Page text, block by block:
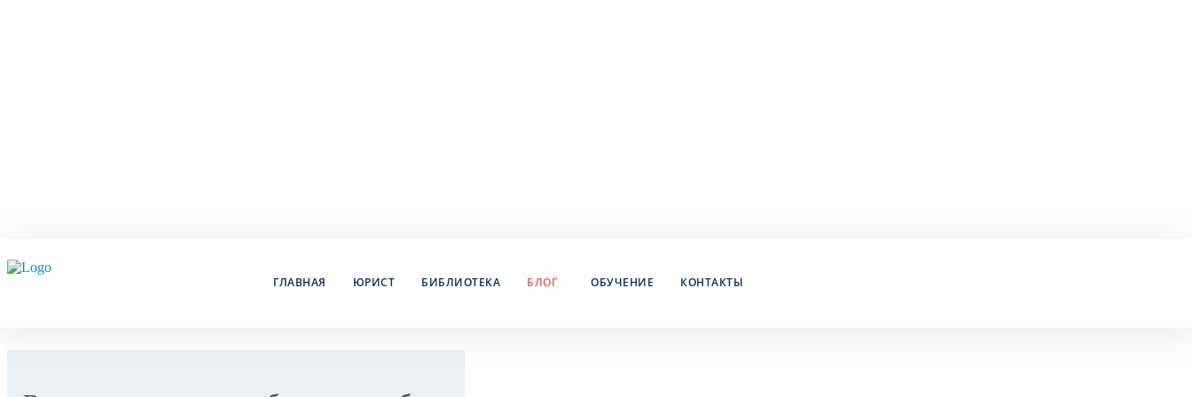
ГЛАВНАЯ ЮРИСТ БИБЛИОТЕКА БЛОГ ОБУЧЕНИЕ КОНТАКТЫ